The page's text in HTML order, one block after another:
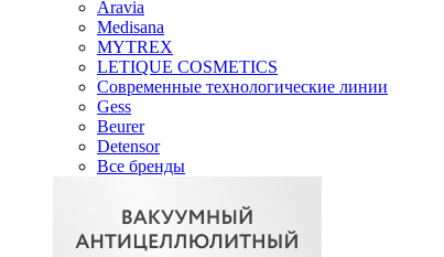
Aravia
Medisana
MYTREX
LETIQUE COSMETICS
Современные технологические линии
Gess
Beurer
Detensor
Все бренды